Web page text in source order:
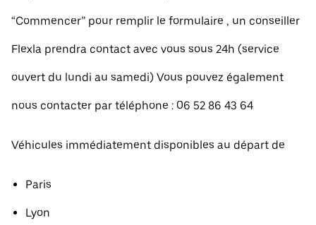
“Commencer” pour remplir le formulaire , un conseiller
Flexla prendra contact avec vous sous 24h (service
ouvert du lundi au samedi) Vous pouvez également
nous contacter par téléphone : 06 52 86 43 64
Véhicules immédiatement disponibles au départ de
Paris
Lyon